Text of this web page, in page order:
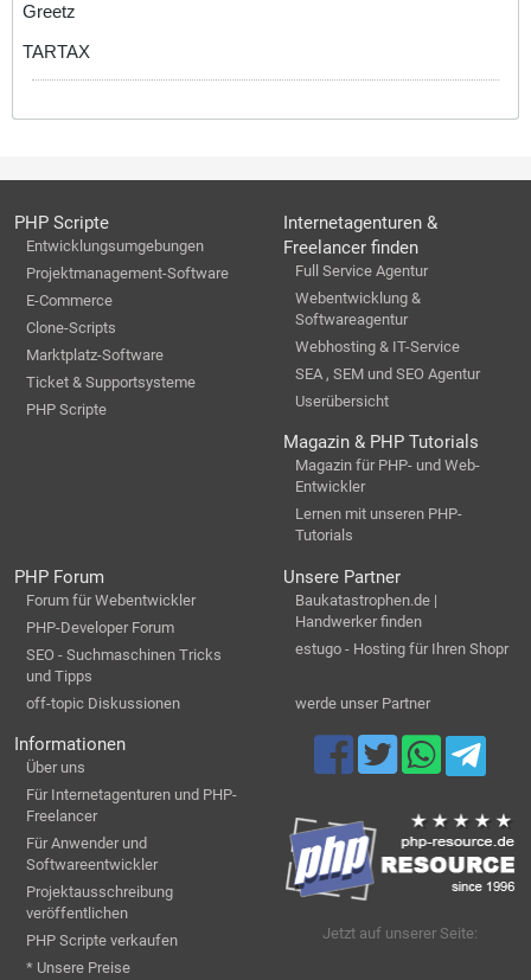
Greetz
TARTAX
PHP Scripte
Entwicklungsumgebungen
Projektmanagement-Software
E-Commerce
Clone-Scripts
Marktplatz-Software
Ticket & Supportsysteme
PHP Scripte
Internetagenturen &
Freelancer finden
Full Service Agentur
Webentwicklung &
Softwareagentur
Webhosting & IT-Service
SEA , SEM und SEO Agentur
Userübersicht
Magazin & PHP Tutorials
Magazin für PHP- und Web-
Entwickler
Lernen mit unseren PHP-
Tutorials
PHP Forum
Forum für Webentwickler
PHP-Developer Forum
SEO - Suchmaschinen Tricks
und Tipps
off-topic Diskussionen
Unsere Partner
Baukatastrophen.de |
Handwerker finden
estugo - Hosting für Ihren Shopr
werde unser Partner
Informationen
Über uns
Für Internetagenturen und PHP-
Freelancer
Für Anwender und
Softwareentwickler
Projektausschreibung
veröffentlichen
PHP Scripte verkaufen
* Unsere Preise
Jetzt auf unserer Seite: